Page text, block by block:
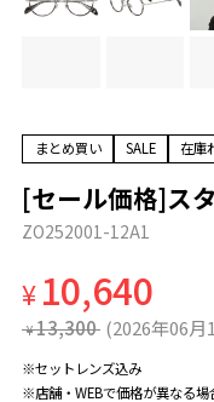
まとめ買い SALE 在庫
[セール価格]ス
ZO252001-12A1
¥10,640
¥ 13,300 (2026年06月
※セットレンズ込み
※店舗・WEBで価格が異なる場